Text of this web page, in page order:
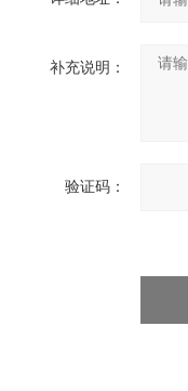
补充说明：
验证码：